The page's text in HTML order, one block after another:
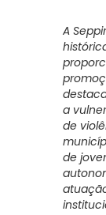
A
a
de
de